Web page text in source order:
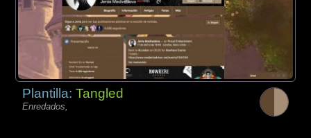
Plantilla:Tangled
Enredados,